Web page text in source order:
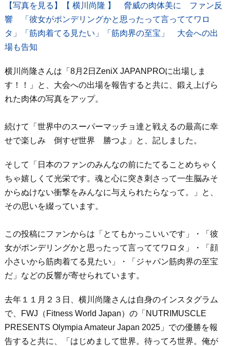
【写真を見る】【 横川尚隆 】 脅威の肉体美に ファン反
響 「彼女がポンデリングかと思ったって言っててワロ
タ」「筋肉着てる見たい」「筋肉界の至宝」 大会への出
場も告知
横川尚隆さんは「8月2日ZeniX JAPANPROに出場しま
す！！」と、大会への出場を報告すると共に、鍛え上げら
れた肉体の写真をアップ。
続けて「世界中のスーパーマッチョ達と戦えるの最高に幸
せで楽しみ 倒すぜ世界 勝つよ」と、記しました。
そして「日本のファンのみんなの前にたてることめちゃく
ちゃ嬉しくて光栄です。魂と心に突き刺さって一生脳みそ
からぬけない衝撃をみんなに与えられたらなって。」と、
その思いを綴っています。
この投稿にファンからは「とてもかっこいいです」・「彼
女がポンデリングかと思ったって言っててワロタ」・「顔
小さいから筋肉着てる見たい」・「ジャパン筋肉界の至宝
だ」などの反響が寄せられています。
去年１１月２３日、横川尚隆さんは自身のインスタグラム
で、FWJ（Fitness World Japan）の「NUTRIMUSCLE
PRESENTS Olympia Amateur Japan 2025」での優勝を報
告すると共に、「はじめまして世界。待ってろ世界。俺が